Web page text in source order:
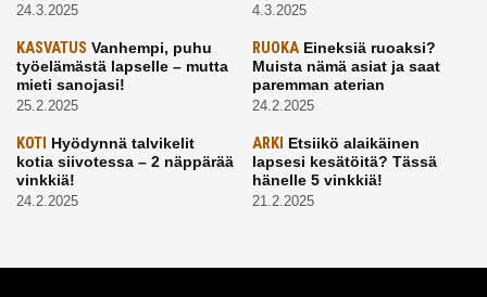
24.3.2025 4.3.2025
KASVATUS Vanhempi, puhu
työelämästä lapselle – mutta
mieti sanojasi!
25.2.2025
RUOKAEineksiä ruoaksi?
Muista nämä asiat ja saat
paremman aterian
24.2.2025
KOTI Hyödynnä talvikelit
kotia siivotessa – 2 näppärää
vinkkiä!
24.2.2025
ARKI Etsiikö alaikäinen
lapsesi kesätöitä? Tässä
hänelle 5 vinkkiä!
21.2.2025